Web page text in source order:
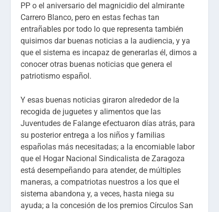
PP o el aniversario del magnicidio del almirante
Carrero Blanco, pero en estas fechas tan
entrañables por todo lo que representa también
quisimos dar buenas noticias a la audiencia, y ya
que el sistema es incapaz de generarlas él, dimos a
conocer otras buenas noticias que genera el
patriotismo español.
Y esas buenas noticias giraron alrededor de la
recogida de juguetes y alimentos que las
Juventudes de Falange efectuaron días atrás, para
su posterior entrega a los niños y familias
españolas más necesitadas; a la encomiable labor
que el Hogar Nacional Sindicalista de Zaragoza
está desempeñando para atender, de múltiples
maneras, a compatriotas nuestros a los que el
sistema abandona y, a veces, hasta niega su
ayuda; a la concesión de los premios Círculos San